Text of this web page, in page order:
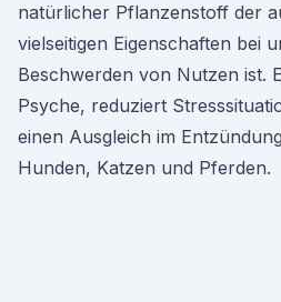
natürlicher Pflanzenstoff der
vielseitigen Eigenschaften bei
Beschwerden von Nutzen ist.
Psyche, reduziert
einen Ausgleich im
Hunden, Katzen und Pferden.